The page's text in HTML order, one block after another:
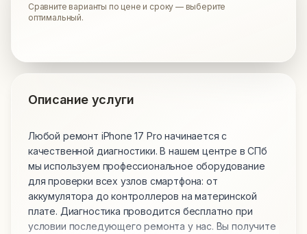
Сравните варианты по цене и сроку — выберите
оптимальный.
Описание услуги
Любой ремонт iPhone 17 Pro начинается с
качественной диагностики. В нашем центре в СПб
мы используем профессиональное оборудование
для проверки всех узлов смартфона: от
аккумулятора до контроллеров на материнской
плате. Диагностика проводится бесплатно при
условии последующего ремонта у нас. Вы получите